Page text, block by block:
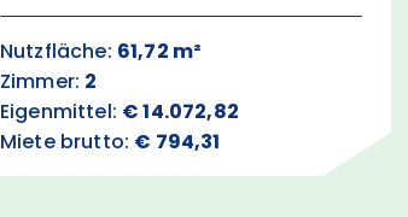
Nutzfläche: 61,72 m²
Zimmer: 2
Eigenmittel: € 14.072,82
Miete brutto: € 794,31